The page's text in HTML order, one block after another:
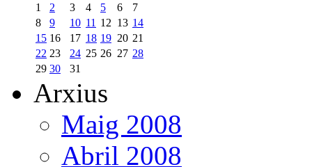
1
2 3 4 5 6
7
8
9 10 11 12 13 14
15 16 17 18 19 20 21
22 23 24 25 26 27 28
29 30 31
Arxius
Maig 2008
Abril 2008